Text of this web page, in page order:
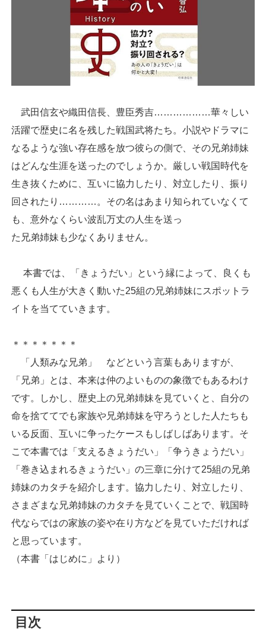
武田信玄や織田信長、豊臣秀吉………………華々しい
活躍で歴史に名を残した戦国武将たち。小説やドラマに
なるような強い存在感を放つ彼らの側で、その兄弟姉妹
はどんな生涯を送ったのでしょうか。厳しい戦国時代を
生き抜くために、互いに協力したり、対立したり、振り
回されたり…………。その名はあまり知られていなくて
も、意外なくらい波乱万丈の人生を送っ
た兄弟姉妹も少なくありません。
本書では、「きょうだい」という縁によって、良くも
悪くも人生が大きく動いた25組の兄弟姉妹にスポットラ
イトを当てていきます。
＊＊＊＊＊＊＊
「人類みな兄弟」 などという言葉もありますが、
「兄弟」とは、本来は仲のよいものの象徴でもあるわけ
です。しかし、歴史上の兄弟姉妹を見ていくと、自分の
命を捨ててでも家族や兄弟姉妹を守ろうとした人たちも
いる反面、互いに争ったケースもしばしばあります。そ
こで本書では「支えるきょうだい」「争うきょうだい」
「巻き込まれるきょうだい」の三章に分けて25組の兄弟
姉妹のカタチを紹介します。協力したり、対立したり、
さまざまな兄弟姉妹のカタチを見ていくことで、戦国時
代ならではの家族の姿や在り方などを見ていただければ
と思っています。
（本書「はじめに」より）
目次